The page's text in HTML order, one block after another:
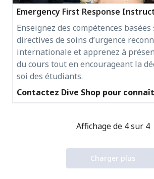
Emergency First Response
Enseignez des compétences basées
directives de soins d’urgence
internationale et apprenez à
du cours tout en encourageant la
soi des étudiants.
Contactez Dive Shop pour
Charger plus
Affichage de 4 sur 4